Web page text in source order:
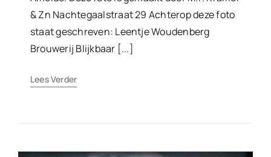
& Zn Nachtegaalstraat 29 Achterop deze foto
staat geschreven: Leentje Woudenberg
Brouwerij Blijkbaar [...]
Lees Verder